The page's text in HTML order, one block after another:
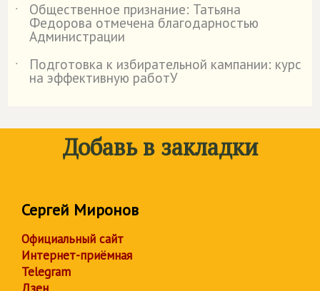
˙
Общественное признание: Татьяна
Федорова отмечена благодарностью
Администрации
˙
Подготовка к избирательной кампании: курс
на эффективную работУ
Добавь в закладки
Сергей Миронов
Официальный сайт
Интернет-приёмная
Telegram